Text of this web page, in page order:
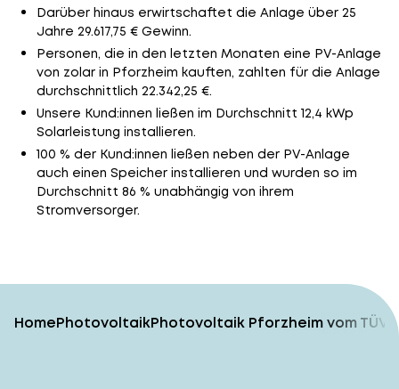
Darüber hinaus erwirtschaftet die Anlage über 25
Jahre 29.617,75 € Gewinn.
Personen, die in den letzten Monaten eine PV-Anlage
von zolar in Pforzheim kauften, zahlten für die Anlage
durchschnittlich 22.342,25 €.
Unsere Kund:innen ließen im Durchschnitt 12,4 kWp
Solarleistung installieren.
100 % der Kund:innen ließen neben der PV-Anlage
auch einen Speicher installieren und wurden so im
Durchschnitt 86 % unabhängig von ihrem
Stromversorger.
HomePhotovoltaikPhotovoltaik Pforzheim vom